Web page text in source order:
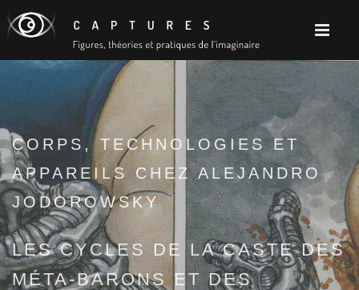
CORPS, TECHNOLOGIES ET
APPAREILS CHEZ ALEJANDRO
JODOROWSKY
LES CYCLES DE LA CASTE DES
MÉTA-BARONS ET DES